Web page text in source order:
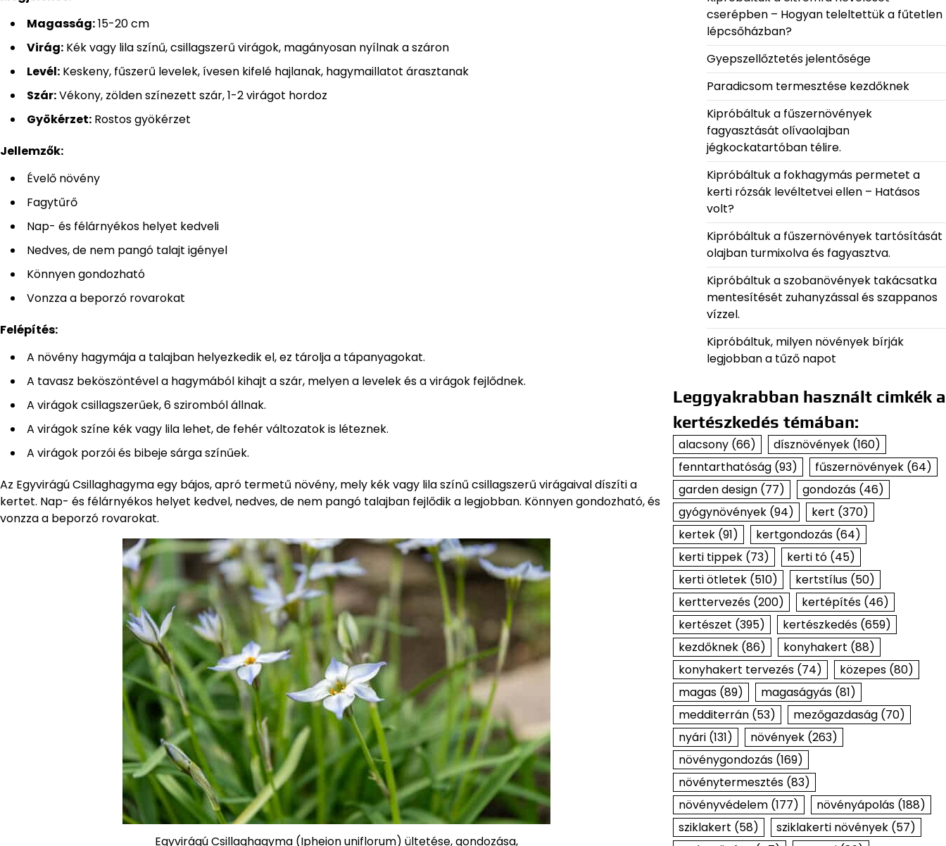
Magasság:15-20 cm
Virág: Kék vagy lila színű, csillagszerű virágok, magányosan nyílnak a száron
Levél: Keskeny, fűszerű levelek, ívesen kifelé hajlanak, hagymaillatot árasztanak
Szár:Vékony, zölden színezett szár, 1-2 virágot hordoz
Gyökérzet: Rostos gyökérzet
Jellemzők:
Évelő növény
Fagytűrő
Nap- és félárnyékos helyet kedveli
Nedves, de nem pangó talajt igényel
Könnyen gondozható
Vonzza a beporzó rovarokat
Felépítés:
A növény hagymája a talajban helyezkedik el, ez tárolja a tápanyagokat.
A tavasz beköszöntével a hagymából kihajt a szár, melyen a levelek és a virágok fejlődnek.
A virágok csillagszerűek, 6 sziromból állnak.
A virágok színe kék vagy lila lehet, de fehér változatok is léteznek.
A virágok porzói és bibeje sárga színűek.
Az Egyvirágú Csillaghagyma egy bájos, apró termetű növény, mely kék vagy lila színű csillagszerű virágaival díszíti a
kertet. Nap- és félárnyékos helyet kedvel, nedves, de nem pangó talajban fejlődik a legjobban. Könnyen gondozható, és
vonzza a beporzó rovarokat.
Egyvirágú Csillaghagyma (Ipheion uniflorum) ültetése, gondozása,
cserépben – Hogyan teleltettük a fűtetlen
lépcsőházban?
Gyepszellőztetés jelentősége
Paradicsom termesztése kezdőknek
Kipróbáltuk a fűszernövények
fagyasztását olívaolajban
jégkockatartóban télire.
Kipróbáltuk a fokhagymás permetet a
kerti rózsák levéltetvei ellen – Hatásos
volt?
Kipróbáltuk a fűszernövények tartósítását
olajban turmixolva és fagyasztva.
Kipróbáltuk a szobanövények takácsatka
mentesítését zuhanyzással és szappanos
vízzel.
Kipróbáltuk, milyen növények bírják
legjobban a tűző napot
Leggyakrabban használt cimkék a
kertészkedés témában:
alacsony(66) dísznövények(160)
fenntarthatóság(93) fűszernövények(64)
garden design(77) gondozás(46)
gyógynövények(94) kert (370)
kertek(91) kertgondozás(64)
kerti tippek(73) kerti tó(45)
kerti ötletek(510) kertstílus(50)
kerttervezés(200) kertépítés(46)
kertészet (395) kertészkedés(659)
kezdőknek(86) konyhakert (88)
konyhakert tervezés(74) közepes(80)
magas(89) magaságyás(81)
medditerrán(53) mezőgazdaság(70)
nyári(131) növények(263)
növénygondozás(169)
növénytermesztés(83)
növényvédelem(177) növényápolás(188)
sziklakert (58) sziklakerti növények(57)